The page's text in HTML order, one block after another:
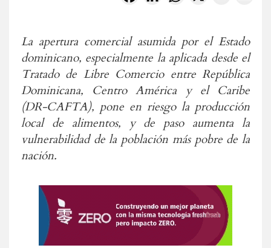
La apertura comercial asumida por el Estado
dominicano, especialmente la aplicada desde el
Tratado de Libre Comercio entre República
Dominicana, Centro América y el Caribe
(DR-CAFTA), pone en riesgo la producción
local de alimentos, y de paso aumenta la
vulnerabilidad de la población más pobre de la
nación.